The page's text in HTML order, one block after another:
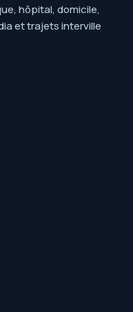
hôpital, domicile,
et trajets interville